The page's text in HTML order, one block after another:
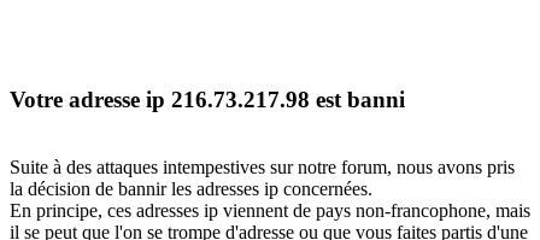
Votre adresse ip 216.73.217.98 est banni
Suite à des attaques intempestives sur notre forum, nous avons pris
la décision de bannir les adresses ip concernées.
En principe, ces adresses ip viennent de pays non-francophone, mais
il se peut que l'on se trompe d'adresse ou que vous faites partis d'une